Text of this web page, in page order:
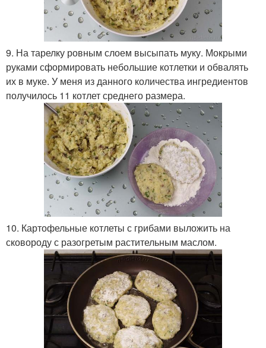
9. На тарелку ровным слоем высыпать муку. Мокрыми
руками сформировать небольшие котлетки и обвалять
их в муке. У меня из данного количества ингредиентов
получилось 11 котлет среднего размера.
10. Картофельные котлеты с грибами выложить на
сковороду с разогретым растительным маслом.